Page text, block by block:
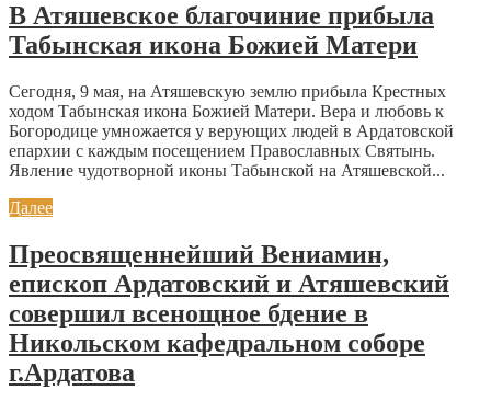
В Атяшевское благочиние прибыла
Табынская икона Божией Матери
Сегодня, 9 мая, на Атяшевскую землю прибыла Крестных
ходом Табынская икона Божией Матери. Вера и любовь к
Богородице умножается у верующих людей в Ардатовской
епархии с каждым посещением Православных Святынь.
Явление чудотворной иконы Табынской на Атяшевской...
Далее
Преосвященнейший Вениамин,
епископ Ардатовский и Атяшевский
совершил всенощное бдение в
Никольском кафедральном соборе
г.Ардатова